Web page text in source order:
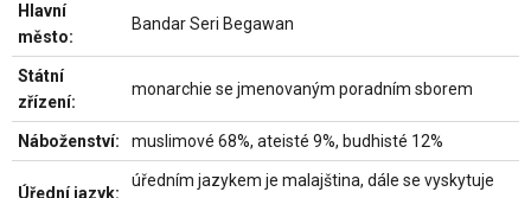
Hlavní
město:
Bandar Seri Begawan
Státní
zřízení:
monarchie se jmenovaným poradním sborem
Náboženství: muslimové 68%, ateisté 9%, budhisté 12%
Úřední jazyk:
úředním jazykem je malajština, dále se vyskytuje